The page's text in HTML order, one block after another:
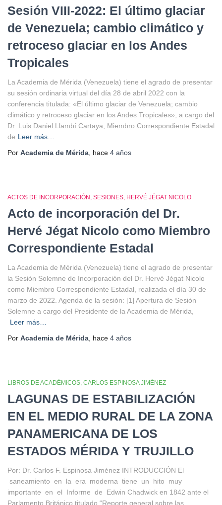
Sesión VIII-2022: El último glaciar
de Venezuela; cambio climático y
retroceso glaciar en los Andes
Tropicales
La Academia de Mérida (Venezuela) tiene el agrado de presentar
su sesión ordinaria virtual del día 28 de abril 2022 con la
conferencia titulada: «El último glaciar de Venezuela; cambio
climático y retroceso glaciar en los Andes Tropicales», a cargo del
Dr. Luis Daniel Llambí Cartaya, Miembro Correspondiente Estadal
de Leer más…
Por Academia de Mérida , hace 4 años
ACTOS DE INCORPORACIÓN SESIONES HERVÉ JÉGAT NICOLO
Acto de incorporación del Dr.
Hervé Jégat Nicolo como Miembro
Correspondiente Estadal
La Academia de Mérida (Venezuela) tiene el agrado de presentar
la Sesión Solemne de Incorporación del Dr. Hervé Jégat Nicolo
como Miembro Correspondiente Estadal, realizada el día 30 de
marzo de 2022. Agenda de la sesión: [1] Apertura de Sesión
Solemne a cargo del Presidente de la Academia de Mérida,
Leer más…
Por Academia de Mérida , hace 4 años
LIBROS DE ACADÉMICOS CARLOS ESPINOSA JIMÉNEZ
LAGUNAS DE ESTABILIZACIÓN
EN EL MEDIO RURAL DE LA ZONA
PANAMERICANA DE LOS
ESTADOS MÉRIDA Y TRUJILLO
Por: Dr. Carlos F. Espinosa Jiménez INTRODUCCIÓN El
saneamiento en la era moderna tiene un hito muy
importante en el Informe de Edwin Chadwick en 1842 ante el
Parlamento Británico titulado “Reporte general sobre las